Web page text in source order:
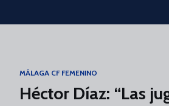
Skip to main content
MÁLAGA CF FEMENINO
Héctor Díaz: “Las